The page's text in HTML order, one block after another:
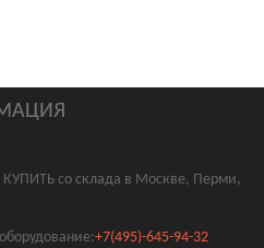
со склада в Москве, Перми,
+7(495)-645-94-32